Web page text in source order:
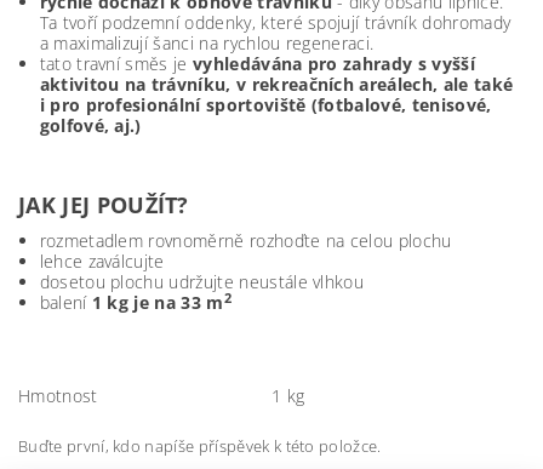
Ta tvoří podzemní oddenky, které spojují trávník dohromady
a maximalizují šanci na rychlou regeneraci.
tato travní směs je vyhledávána pro zahrady s vyšší
aktivitou na trávníku, v rekreačních areálech, ale také
i pro profesionální sportoviště (fotbalové, tenisové,
golfové, aj.)
JAK JEJ POUŽÍT?
rozmetadlem rovnoměrně rozhoďte na celou plochu
lehce zaválcujte
dosetou plochu udržujte neustále vlhkou
balení 1 kg je na 33 m2
Hmotnost 1 kg
Buďte první, kdo napíše příspěvek k této položce.